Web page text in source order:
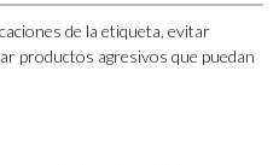
de la etiqueta, evitar
productos agresivos que puedan